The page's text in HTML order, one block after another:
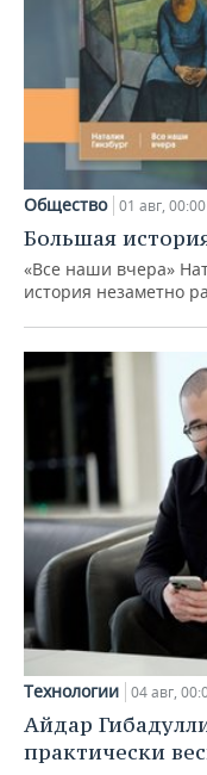
Общество 01 авг, 00:00
Большая
«Все наши вчера»
история незаметно
Технологии 04 авг,
Айдар
практически